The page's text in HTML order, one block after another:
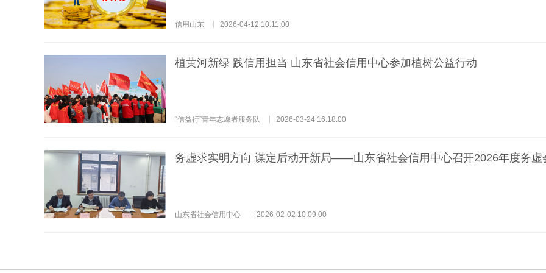
信用山东 2026-04-12 10:11:00
植黄河新绿 践信用担当 山东省社会信用中心参加植树公益行动
“信益行”青年志愿者服务队 2026-03-24 16:18:00
务虚求实明方向 谋定后动开新局——山东省社会信用中心召开2026年度务虚
山东省社会信用中心 2026-02-02 10:09:00